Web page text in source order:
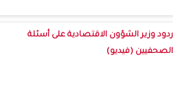
ردود وزير الشؤون الاقتصادية على أسئلة
الصحفيين (فيديو)